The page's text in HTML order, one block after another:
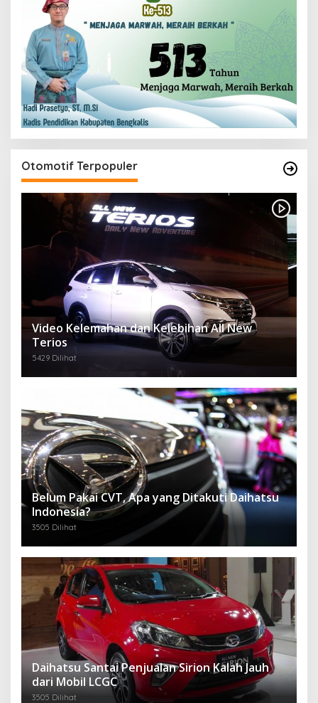
Otomotif Terpopuler
Video Kelemahan dan Kelebihan All New
Terios
5429 Dilihat
Belum Pakai CVT, Apa yang Ditakuti Daihatsu
Indonesia?
3505 Dilihat
Daihatsu Santai Penjualan Sirion Kalah Jauh
dari Mobil LCGC
3505 Dilihat